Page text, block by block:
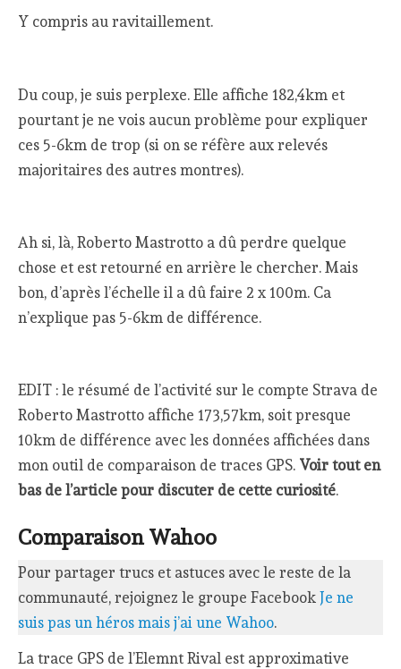
Y compris au ravitaillement.
Du coup, je suis perplexe. Elle affiche 182,4km et
pourtant je ne vois aucun problème pour expliquer
ces 5-6km de trop (si on se réfère aux relevés
majoritaires des autres montres).
Ah si, là, Roberto Mastrotto a dû perdre quelque
chose et est retourné en arrière le chercher. Mais
bon, d’après l’échelle il a dû faire 2 x 100m. Ca
n’explique pas 5-6km de différence.
EDIT : le résumé de l’activité sur le compte Strava de
Roberto Mastrotto affiche 173,57km, soit presque
10km de différence avec les données affichées dans
mon outil de comparaison de traces GPS. Voir tout en
bas de l’article pour discuter de cette curiosité.
Comparaison Wahoo
Pour partager trucs et astuces avec le reste de la
communauté, rejoignez le groupe FacebookJe ne
suis pas un héros mais j’ai une Wahoo.
La trace GPS de l’Elemnt Rival est approximative